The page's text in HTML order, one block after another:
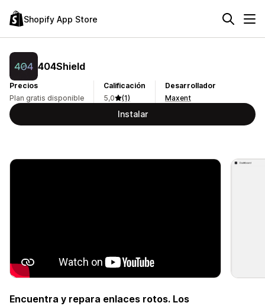
Shopify App Store
404Shield
Precios
Plan gratis disponible
Calificación
5,0
(1)
Desarrollador
Maxent
Instalar
Encuentra y repara enlaces rotos. Los